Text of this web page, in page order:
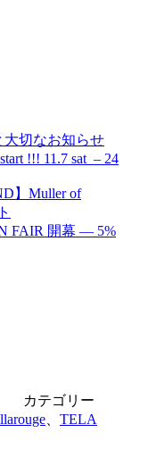
大切なお知らせ
!!! 11.7 sat – 24
】Muller of
FAIR 開幕 — 5%
カテゴリー
TELA